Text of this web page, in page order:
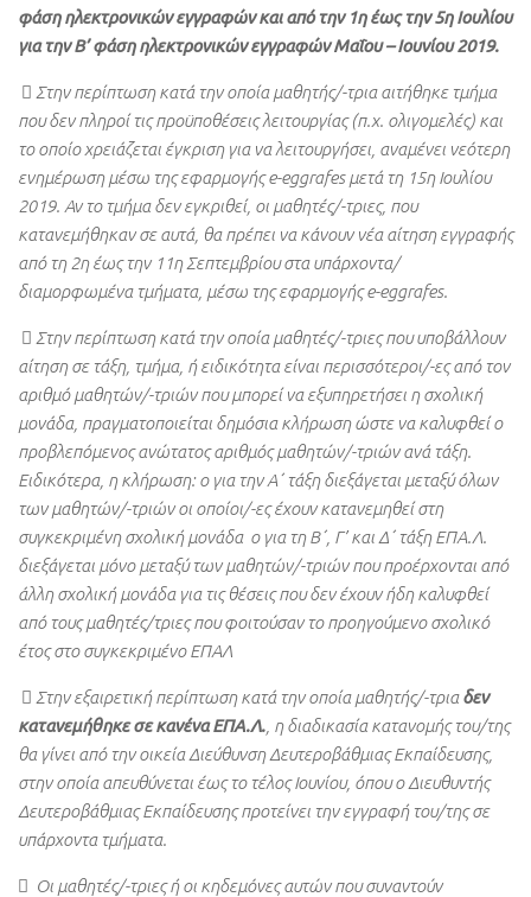
φάση ηλεκτρονικών εγγραφών και από την 1η έως την 5η Ιουλίου
για την Β’ φάση ηλεκτρονικών εγγραφών Μαΐου – Ιουνίου 2019.
 Στην περίπτωση κατά την οποία μαθητής/-τρια αιτήθηκε τμήμα
που δεν πληροί τις προϋποθέσεις λειτουργίας (π.χ. ολιγομελές) και
το οποίο χρειάζεται έγκριση για να λειτουργήσει, αναμένει νεότερη
ενημέρωση μέσω της εφαρμογής e-eggrafes μετά τη 15η Ιουλίου
2019. Αν το τμήμα δεν εγκριθεί, οι μαθητές/-τριες, που
κατανεμήθηκαν σε αυτά, θα πρέπει να κάνουν νέα αίτηση εγγραφής
από τη 2η έως την 11η Σεπτεμβρίου στα υπάρχοντα/
διαμορφωμένα τμήματα, μέσω της εφαρμογής e-eggrafes.
 Στην περίπτωση κατά την οποία μαθητές/-τριες που υποβάλλουν
αίτηση σε τάξη, τμήμα, ή ειδικότητα είναι περισσότεροι/-ες από τον
αριθμό μαθητών/-τριών που μπορεί να εξυπηρετήσει η σχολική
μονάδα, πραγματοποιείται δημόσια κλήρωση ώστε να καλυφθεί ο
προβλεπόμενος ανώτατος αριθμός μαθητών/-τριών ανά τάξη.
Ειδικότερα, η κλήρωση: o για την Α΄ τάξη διεξάγεται μεταξύ όλων
των μαθητών/-τριών οι οποίοι/-ες έχουν κατανεμηθεί στη
συγκεκριμένη σχολική μονάδα o για τη Β΄, Γ’ και Δ΄ τάξη ΕΠΑ.Λ.
διεξάγεται μόνο μεταξύ των μαθητών/-τριών που προέρχονται από
άλλη σχολική μονάδα για τις θέσεις που δεν έχουν ήδη καλυφθεί
από τους μαθητές/τριες που φοιτούσαν το προηγούμενο σχολικό
έτος στο συγκεκριμένο ΕΠΑΛ
 Στην εξαιρετική περίπτωση κατά την οποία μαθητής/-τριαδεν
κατανεμήθηκε σε κανένα ΕΠΑ.Λ. , η διαδικασία κατανομής του/της
θα γίνει από την οικεία Διεύθυνση Δευτεροβάθμιας Εκπαίδευσης,
στην οποία απευθύνεται έως το τέλος Ιουνίου, όπου ο Διευθυντής
Δευτεροβάθμιας Εκπαίδευσης προτείνει την εγγραφή του/της σε
υπάρχοντα τμήματα.
 Οι μαθητές/-τριες ή οι κηδεμόνες αυτών που συναντούν